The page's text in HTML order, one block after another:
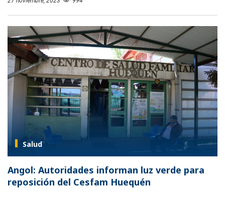
Salud
Angol: Autoridades informan luz verde para
reposición del Cesfam Huequén